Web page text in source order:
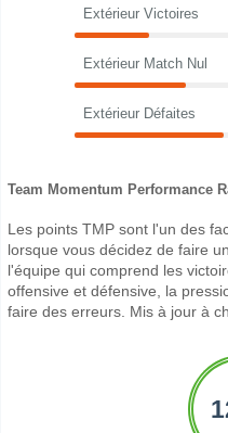
Extérieur Victoires
Extérieur Match Nul
Extérieur Défaites
Team Momentum Performance
Les points TMP sont l'un des
lorsque vous décidez de faire
l'équipe qui comprend les
offensive et défensive, la
faire des erreurs. Mis à jour à